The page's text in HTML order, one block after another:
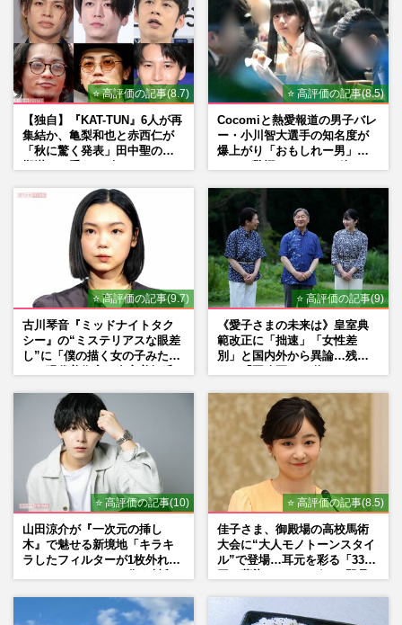
⭐ 高評価の記事(8.7)
【独自】『KAT-TUN』6人が再
集結か、亀梨和也と赤西仁が
「秋に驚く発表」田中聖の刑
⭐ 高評価の記事(8.5)
Cocomiと熱愛報道の男子バレ
ー・小川智大選手の知名度が
爆上がり「おもしれー男」フ
⭐ 高評価の記事(9.7)
古川琴音『ミッドナイトタク
シー』の“ミステリアスな眼差
し”に「僕の描く女の子みた
⭐ 高評価の記事(9)
《愛子さまの未来は》皇室典
範改正に「拙速」「女性差
別」と国内外から異論…残さ
⭐ 高評価の記事(10)
山田涼介が『一次元の挿し
木』で魅せる新境地「キラキ
ラしたフィルターが1枚外れて
⭐ 高評価の記事(8.5)
佳子さま、御殿場の高校馬術
大会に“大人モノトーンスタイ
ル”で登場…耳元を彩る「3300